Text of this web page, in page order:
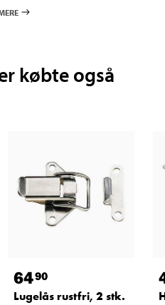
købte også
6490
Lugelås rustfri, 2 stk.